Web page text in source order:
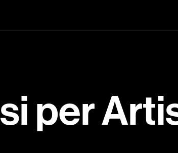
per